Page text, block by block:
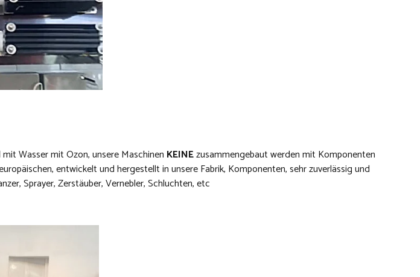
Wasser mit Ozon, unsere Maschinen KEINEzusammengebaut werden mit Komponenten
entwickelt und hergestellt in unsere Fabrik, Komponenten, sehr zuverlässig und
Sprayer, Zerstäuber, Vernebler, Schluchten, etc